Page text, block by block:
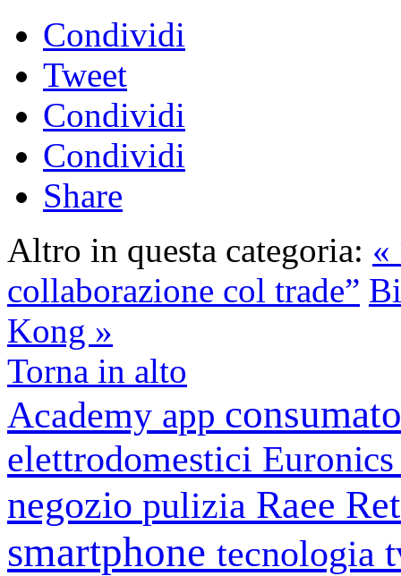
Condividi
Tweet
Condividi
Condividi
Share
Altro in questa categoria: «
collaborazione col trade”
Kong »
Torna in alto
Academy app
elettrodomestici
negozio pulizia Raee
smartphone tecnologia